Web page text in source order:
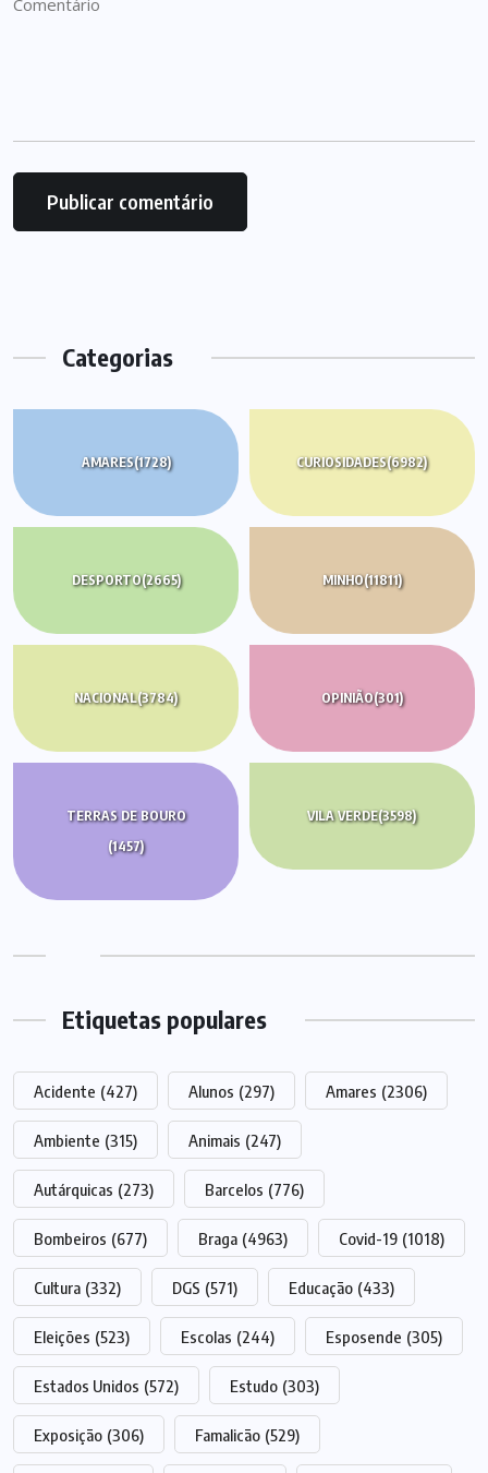
Categorias
AMARES(1728) CURIOSIDADES(6982)
DESPORTO(2665) MINHO(11811)
NACIONAL(3784) OPINIÃO(301)
TERRAS DE BOURO
(1457)
VILA VERDE(3598)
Etiquetas populares
Acidente (427) Alunos (297) Amares (2306)
Ambiente (315) Animais (247)
Autárquicas (273) Barcelos (776)
Bombeiros (677) Braga (4963) Covid-19 (1018)
Cultura (332) DGS (571) Educação (433)
Eleições (523) Escolas (244) Esposende (305)
Estados Unidos (572) Estudo (303)
Exposição (306) Famalicão (529)